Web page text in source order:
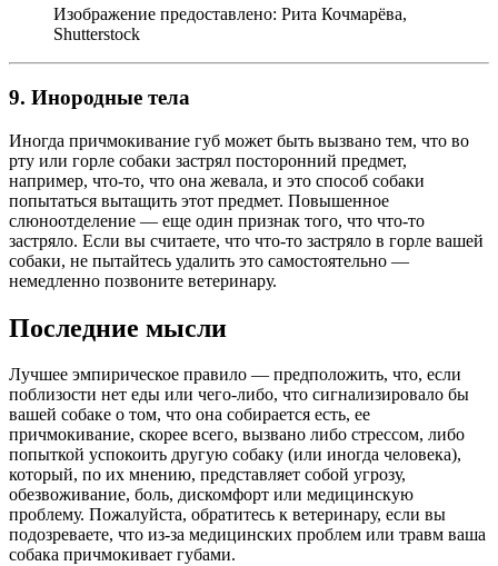
Изображение предоставлено: Рита Кочмарёва,
Shutterstock
9. Инородные тела
Иногда причмокивание губ может быть вызвано тем, что во
рту или горле собаки застрял посторонний предмет,
например, что-то, что она жевала, и это способ собаки
попытаться вытащить этот предмет. Повышенное
слюноотделение — еще один признак того, что что-то
застряло. Если вы считаете, что что-то застряло в горле вашей
собаки, не пытайтесь удалить это самостоятельно —
немедленно позвоните ветеринару.
Последние мысли
Лучшее эмпирическое правило — предположить, что, если
поблизости нет еды или чего-либо, что сигнализировало бы
вашей собаке о том, что она собирается есть, ее
причмокивание, скорее всего, вызвано либо стрессом, либо
попыткой успокоить другую собаку (или иногда человека),
который, по их мнению, представляет собой угрозу,
обезвоживание, боль, дискомфорт или медицинскую
проблему. Пожалуйста, обратитесь к ветеринару, если вы
подозреваете, что из-за медицинских проблем или травм ваша
собака причмокивает губами.